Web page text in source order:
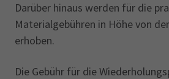
Darüber hinaus werden für die
Materialgebühren in Höhe von
erhoben.
Die Gebühr für die